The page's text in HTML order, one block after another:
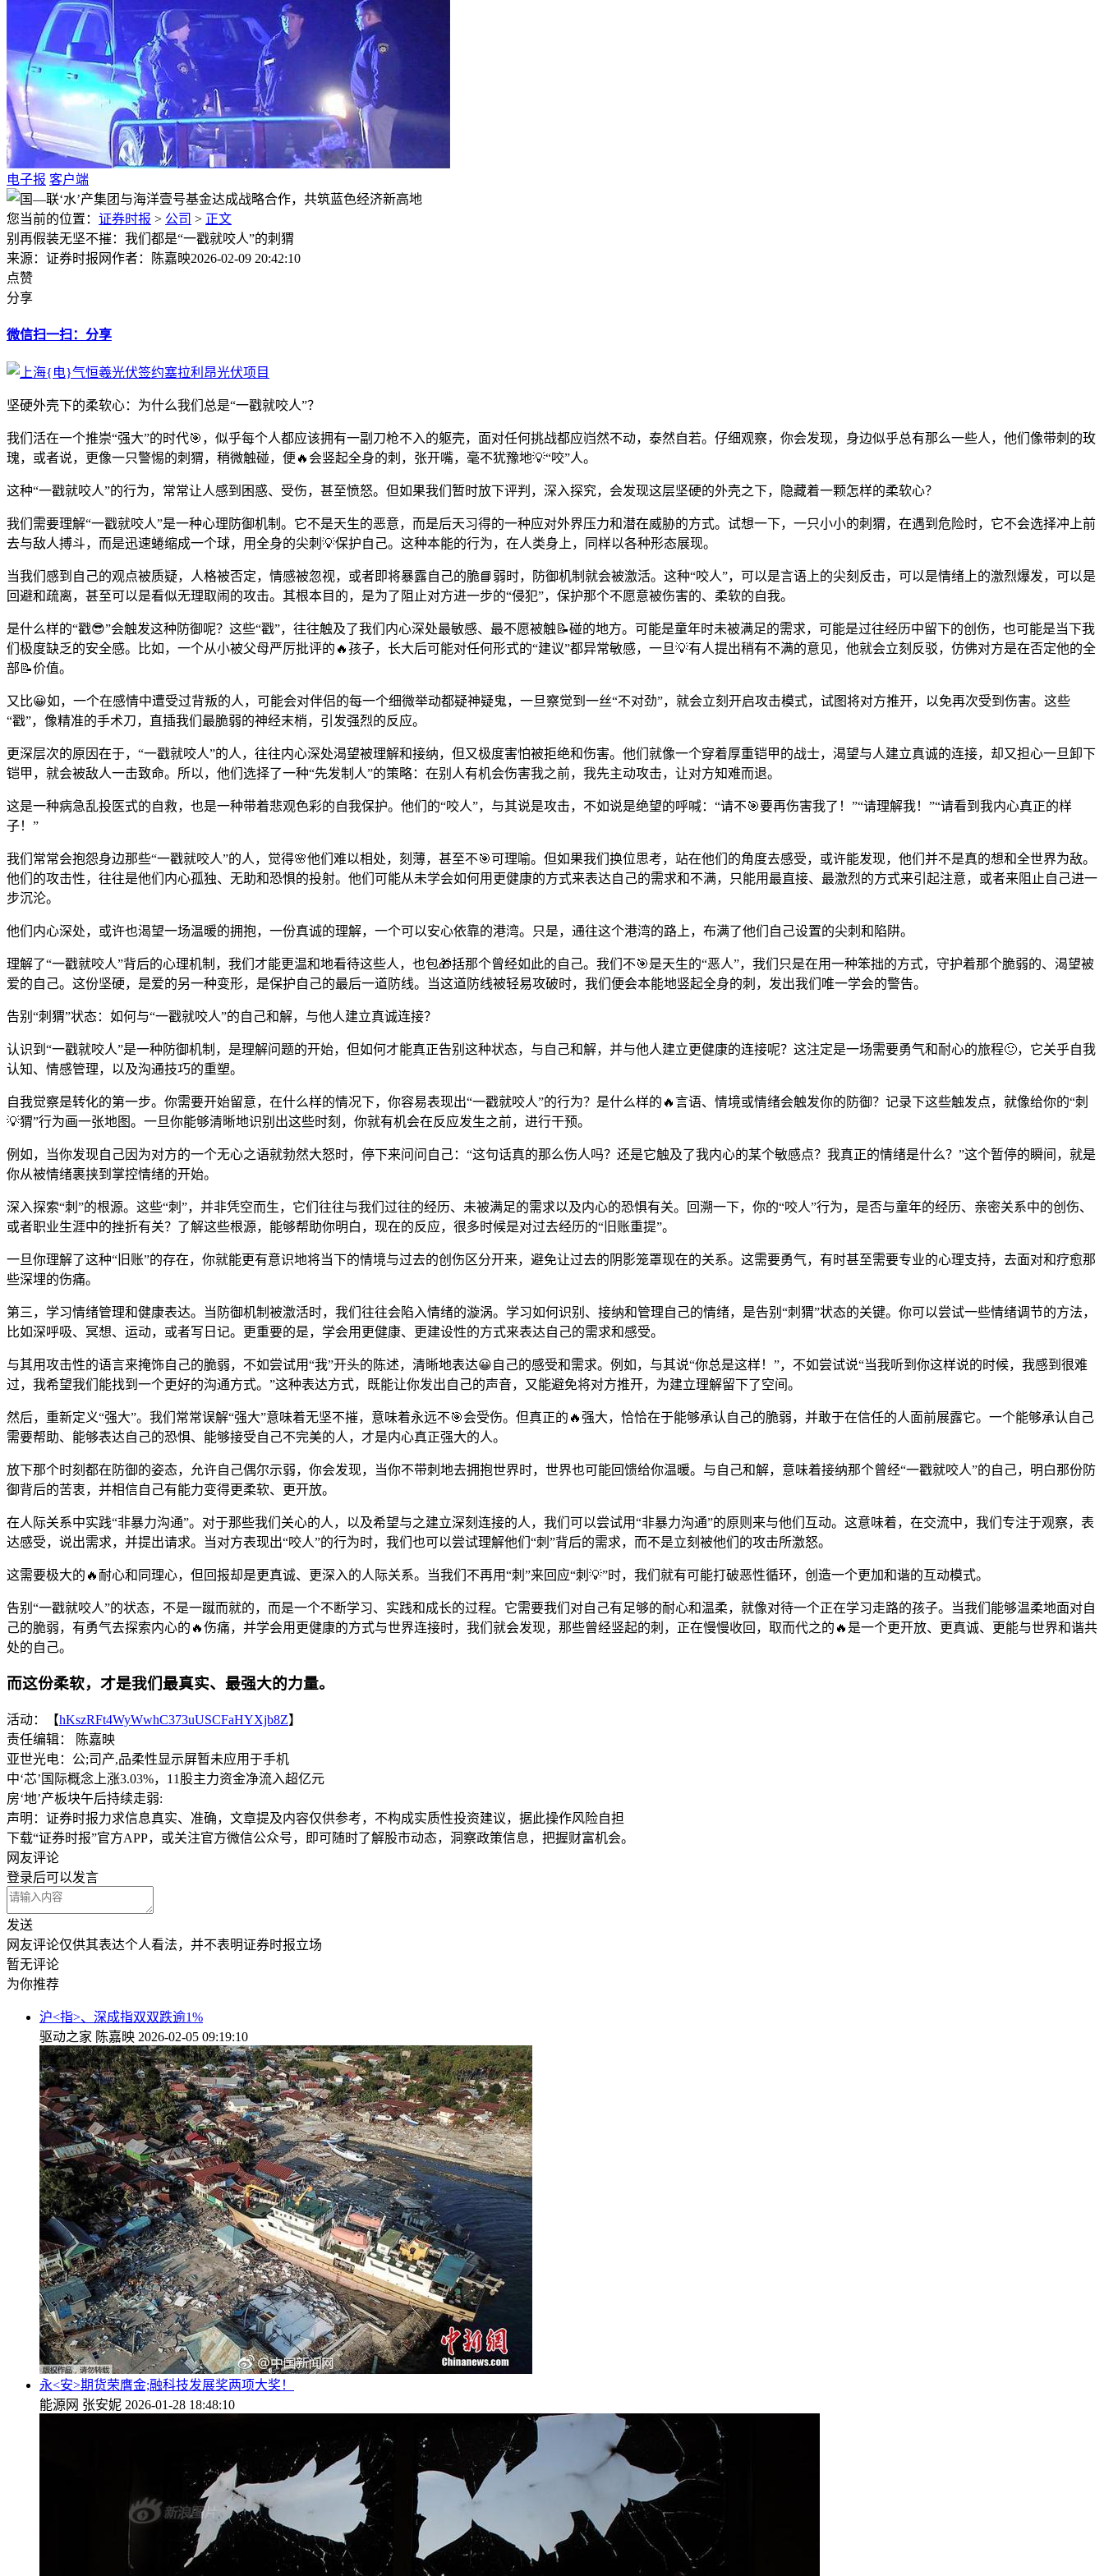
电子报 客户端
您当前的位置： 证券时报 > 公司 > 正文
别再假装无坚不摧：我们都是“一戳就咬人”的刺猬
来源：证券时报网作者：陈嘉映2026-02-09 20:42:10
点赞
分享
微信扫一扫：分享
坚硬外壳下的柔软心：为什么我们总是“一戳就咬人”？
我们活在一个推崇“强大”的时代🎯，似乎每个人都应该拥有一副刀枪不入的躯壳，面对任何挑战都应岿然不动，泰然自若。仔细观察，你会发现，身边似乎总有那么一些人，他们像带刺的玫
瑰，或者说，更像一只警惕的刺猬，稍微触碰，便🔥会竖起全身的刺，张开嘴，毫不犹豫地💡“咬”人。
这种“一戳就咬人”的行为，常常让人感到困惑、受伤，甚至愤怒。但如果我们暂时放下评判，深入探究，会发现这层坚硬的外壳之下，隐藏着一颗怎样的柔软心？
我们需要理解“一戳就咬人”是一种心理防御机制。它不是天生的恶意，而是后天习得的一种应对外界压力和潜在威胁的方式。试想一下，一只小小的刺猬，在遇到危险时，它不会选择冲上前
去与敌人搏斗，而是迅速蜷缩成一个球，用全身的尖刺💡保护自己。这种本能的行为，在人类身上，同样以各种形态展现。
当我们感到自己的观点被质疑，人格被否定，情感被忽视，或者即将暴露自己的脆📘弱时，防御机制就会被激活。这种“咬人”，可以是言语上的尖刻反击，可以是情绪上的激烈爆发，可以是
回避和疏离，甚至可以是看似无理取闹的攻击。其根本目的，是为了阻止对方进一步的“侵犯”，保护那个不愿意被伤害的、柔软的自我。
是什么样的“戳😎”会触发这种防御呢？这些“戳”，往往触及了我们内心深处最敏感、最不愿被触📝碰的地方。可能是童年时未被满足的需求，可能是过往经历中留下的创伤，也可能是当下我
们极度缺乏的安全感。比如，一个从小被父母严厉批评的🔥孩子，长大后可能对任何形式的“建议”都异常敏感，一旦💡有人提出稍有不满的意见，他就会立刻反驳，仿佛对方是在否定他的全
部📝价值。
又比😀如，一个在感情中遭受过背叛的人，可能会对伴侣的每一个细微举动都疑神疑鬼，一旦察觉到一丝“不对劲”，就会立刻开启攻击模式，试图将对方推开，以免再次受到伤害。这些
“戳”，像精准的手术刀，直插我们最脆弱的神经末梢，引发强烈的反应。
更深层次的原因在于，“一戳就咬人”的人，往往内心深处渴望被理解和接纳，但又极度害怕被拒绝和伤害。他们就像一个穿着厚重铠甲的战士，渴望与人建立真诚的连接，却又担心一旦卸下
铠甲，就会被敌人一击致命。所以，他们选择了一种“先发制人”的策略：在别人有机会伤害我之前，我先主动攻击，让对方知难而退。
这是一种病急乱投医式的自救，也是一种带着悲观色彩的自我保护。他们的“咬人”，与其说是攻击，不如说是绝望的呼喊：“请不🎯要再伤害我了！”“请理解我！”“请看到我内心真正的样
子！”
我们常常会抱怨身边那些“一戳就咬人”的人，觉得🌸他们难以相处，刻薄，甚至不🎯可理喻。但如果我们换位思考，站在他们的角度去感受，或许能发现，他们并不是真的想和全世界为敌。
他们的攻击性，往往是他们内心孤独、无助和恐惧的投射。他们可能从未学会如何用更健康的方式来表达自己的需求和不满，只能用最直接、最激烈的方式来引起注意，或者来阻止自己进一
步沉沦。
他们内心深处，或许也渴望一场温暖的拥抱，一份真诚的理解，一个可以安心依靠的港湾。只是，通往这个港湾的路上，布满了他们自己设置的尖刺和陷阱。
理解了“一戳就咬人”背后的心理机制，我们才能更温和地看待这些人，也包🎁括那个曾经如此的自己。我们不🎯是天生的“恶人”，我们只是在用一种笨拙的方式，守护着那个脆弱的、渴望被
爱的自己。这份坚硬，是爱的另一种变形，是保护自己的最后一道防线。当这道防线被轻易攻破时，我们便会本能地竖起全身的刺，发出我们唯一学会的警告。
告别“刺猬”状态：如何与“一戳就咬人”的自己和解，与他人建立真诚连接？
认识到“一戳就咬人”是一种防御机制，是理解问题的开始，但如何才能真正告别这种状态，与自己和解，并与他人建立更健康的连接呢？这注定是一场需要勇气和耐心的旅程🙂，它关乎自我
认知、情感管理，以及沟通技巧的重塑。
自我觉察是转化的第一步。你需要开始留意，在什么样的情况下，你容易表现出“一戳就咬人”的行为？是什么样的🔥言语、情境或情绪会触发你的防御？记录下这些触发点，就像给你的“刺
💡猬”行为画一张地图。一旦你能够清晰地识别出这些时刻，你就有机会在反应发生之前，进行干预。
例如，当你发现自己因为对方的一个无心之语就勃然大怒时，停下来问问自己：“这句话真的那么伤人吗？还是它触及了我内心的某个敏感点？我真正的情绪是什么？”这个暂停的瞬间，就是
你从被情绪裹挟到掌控情绪的开始。
深入探索“刺”的根源。这些“刺”，并非凭空而生，它们往往与我们过往的经历、未被满足的需求以及内心的恐惧有关。回溯一下，你的“咬人”行为，是否与童年的经历、亲密关系中的创伤、
或者职业生涯中的挫折有关？了解这些根源，能够帮助你明白，现在的反应，很多时候是对过去经历的“旧账重提”。
一旦你理解了这种“旧账”的存在，你就能更有意识地将当下的情境与过去的创伤区分开来，避免让过去的阴影笼罩现在的关系。这需要勇气，有时甚至需要专业的心理支持，去面对和疗愈那
些深埋的伤痛。
第三，学习情绪管理和健康表达。当防御机制被激活时，我们往往会陷入情绪的漩涡。学习如何识别、接纳和管理自己的情绪，是告别“刺猬”状态的关键。你可以尝试一些情绪调节的方法，
比如深呼吸、冥想、运动，或者写日记。更重要的是，学会用更健康、更建设性的方式来表达自己的需求和感受。
与其用攻击性的语言来掩饰自己的脆弱，不如尝试用“我”开头的陈述，清晰地表达😀自己的感受和需求。例如，与其说“你总是这样！”，不如尝试说“当我听到你这样说的时候，我感到很难
过，我希望我们能找到一个更好的沟通方式。”这种表达方式，既能让你发出自己的声音，又能避免将对方推开，为建立理解留下了空间。
然后，重新定义“强大”。我们常常误解“强大”意味着无坚不摧，意味着永远不🎯会受伤。但真正的🔥强大，恰恰在于能够承认自己的脆弱，并敢于在信任的人面前展露它。一个能够承认自己
需要帮助、能够表达自己的恐惧、能够接受自己不完美的人，才是内心真正强大的人。
放下那个时刻都在防御的姿态，允许自己偶尔示弱，你会发现，当你不带刺地去拥抱世界时，世界也可能回馈给你温暖。与自己和解，意味着接纳那个曾经“一戳就咬人”的自己，明白那份防
御背后的苦衷，并相信自己有能力变得更柔软、更开放。
在人际关系中实践“非暴力沟通”。对于那些我们关心的人，以及希望与之建立深刻连接的人，我们可以尝试用“非暴力沟通”的原则来与他们互动。这意味着，在交流中，我们专注于观察，表
达感受，说出需求，并提出请求。当对方表现出“咬人”的行为时，我们也可以尝试理解他们“刺”背后的需求，而不是立刻被他们的攻击所激怒。
这需要极大的🔥耐心和同理心，但回报却是更真诚、更深入的人际关系。当我们不再用“刺”来回应“刺💡”时，我们就有可能打破恶性循环，创造一个更加和谐的互动模式。
告别“一戳就咬人”的状态，不是一蹴而就的，而是一个不断学习、实践和成长的过程。它需要我们对自己有足够的耐心和温柔，就像对待一个正在学习走路的孩子。当我们能够温柔地面对自
己的脆弱，有勇气去探索内心的🔥伤痛，并学会用更健康的方式与世界连接时，我们就会发现，那些曾经竖起的刺，正在慢慢收回，取而代之的🔥是一个更开放、更真诚、更能与世界和谐共
处的自己。
而这份柔软，才是我们最真实、最强大的力量。
活动：【hKszRFt4WyWwhC373uUSCFaHYXjb8Z】
责任编辑： 陈嘉映
亚世光电：公;司产,品柔性显示屏暂未应用于手机
中‘芯’国际概念上涨3.03%，11股主力资金净流入超亿元
房‘地’产板块午后持续走弱:
声明：证券时报力求信息真实、准确，文章提及内容仅供参考，不构成实质性投资建议，据此操作风险自担
下载“证券时报”官方APP，或关注官方微信公众号，即可随时了解股市动态，洞察政策信息，把握财富机会。
网友评论
登录后可以发言
发送
网友评论仅供其表达个人看法，并不表明证券时报立场
暂无评论
为你推荐
沪<指>、深成指双双跌逾1%
驱动之家 陈嘉映 2026-02-05 09:19:10
永<安>期货荣膺金;融科技发展奖两项大奖！
能源网 张安妮 2026-01-28 18:48:10